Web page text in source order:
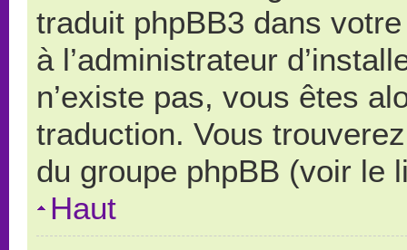
traduit phpBB3 dans
à l’administrateur
n’existe pas, vous êtes
traduction. Vous
du groupe phpBB (voir le
Haut